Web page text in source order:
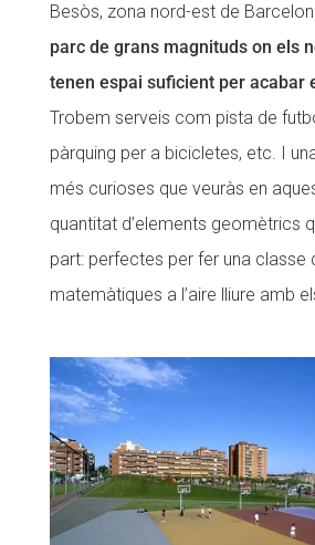
Besòs, zona nord-est de
parc de grans magnituds on els
tenen espai suficient per acabar
Trobem serveis com pista de
pàrquing per a bicicletes, etc. I
més curioses que veuràs en
quantitat d’elements geomètrics
part: perfectes per fer una classe
matemàtiques a l’aire lliure amb